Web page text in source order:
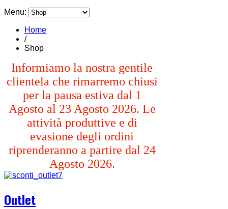
Menu:
Home
/
Shop
Informiamo la nostra gentile
clientela che rimarremo chiusi
per la pausa estiva dal 1
Agosto al 23 Agosto 2026. Le
attività produttive e di
evasione degli ordini
riprenderanno a partire dal 24
Agosto 2026.
Outlet